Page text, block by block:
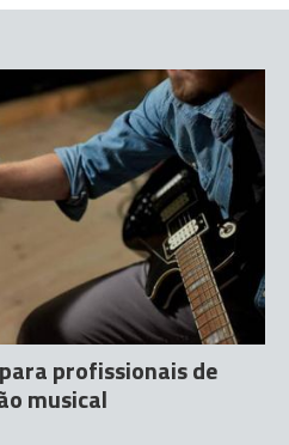
profissionais de
musical